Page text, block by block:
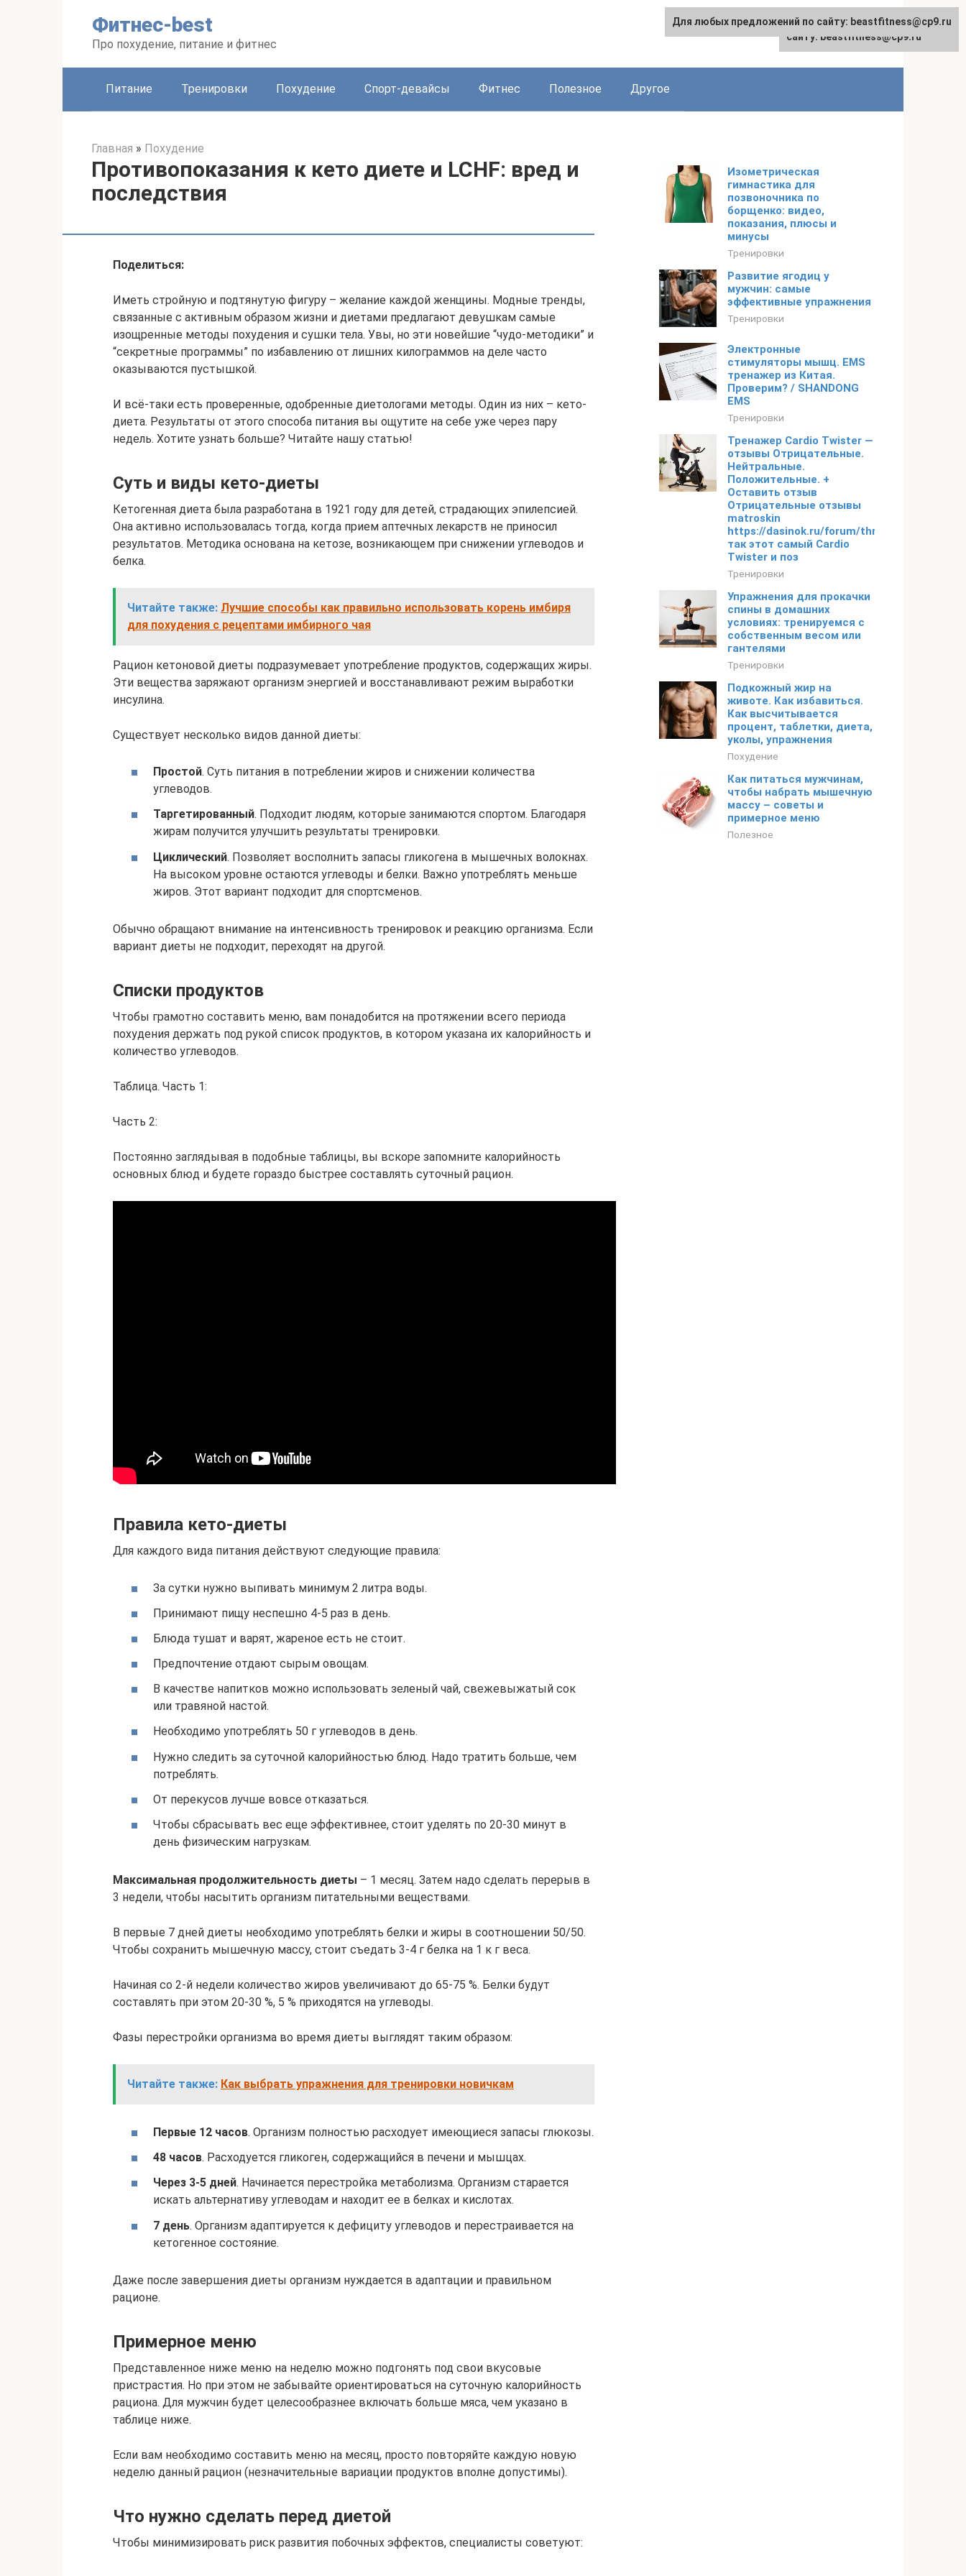
Фитнес-best
Про похудение, питание и фитнес
Питание Тренировки Похудение Спорт-девайсы Фитнес Полезное Другое
Главная » Похудение
Противопоказания к кето диете и LCHF: вред и
последствия
Поделиться:
Иметь стройную и подтянутую фигуру – желание каждой женщины. Модные тренды,
связанные с активным образом жизни и диетами предлагают девушкам самые
изощренные методы похудения и сушки тела. Увы, но эти новейшие “чудо-методики” и
“секретные программы” по избавлению от лишних килограммов на деле часто
оказываются пустышкой.
И всё-таки есть проверенные, одобренные диетологами методы. Один из них – кето-
диета. Результаты от этого способа питания вы ощутите на себе уже через пару
недель. Хотите узнать больше? Читайте нашу статью!
Суть и виды кето-диеты
Кетогенная диета была разработана в 1921 году для детей, страдающих эпилепсией.
Она активно использовалась тогда, когда прием аптечных лекарств не приносил
результатов. Методика основана на кетозе, возникающем при снижении углеводов и
белка.
Читайте также: Лучшие способы как правильно использовать корень имбиря
для похудения с рецептами имбирного чая
Рацион кетоновой диеты подразумевает употребление продуктов, содержащих жиры.
Эти вещества заряжают организм энергией и восстанавливают режим выработки
инсулина.
Существует несколько видов данной диеты:
Простой. Суть питания в потреблении жиров и снижении количества
углеводов.
Таргетированный. Подходит людям, которые занимаются спортом. Благодаря
жирам получится улучшить результаты тренировки.
Циклический. Позволяет восполнить запасы гликогена в мышечных волокнах.
На высоком уровне остаются углеводы и белки. Важно употреблять меньше
жиров. Этот вариант подходит для спортсменов.
Обычно обращают внимание на интенсивность тренировок и реакцию организма. Если
вариант диеты не подходит, переходят на другой.
Списки продуктов
Чтобы грамотно составить меню, вам понадобится на протяжении всего периода
похудения держать под рукой список продуктов, в котором указана их калорийность и
количество углеводов.
Таблица. Часть 1:
Часть 2:
Постоянно заглядывая в подобные таблицы, вы вскоре запомните калорийность
основных блюд и будете гораздо быстрее составлять суточный рацион.
Правила кето-диеты
Для каждого вида питания действуют следующие правила:
За сутки нужно выпивать минимум 2 литра воды.
Принимают пищу неспешно 4-5 раз в день.
Блюда тушат и варят, жареное есть не стоит.
Предпочтение отдают сырым овощам.
В качестве напитков можно использовать зеленый чай, свежевыжатый сок
или травяной настой.
Необходимо употреблять 50 г углеводов в день.
Нужно следить за суточной калорийностью блюд. Надо тратить больше, чем
потреблять.
От перекусов лучше вовсе отказаться.
Чтобы сбрасывать вес еще эффективнее, стоит уделять по 20-30 минут в
день физическим нагрузкам.
Максимальная продолжительность диеты – 1 месяц. Затем надо сделать перерыв в
3 недели, чтобы насытить организм питательными веществами.
В первые 7 дней диеты необходимо употреблять белки и жиры в соотношении 50/50.
Чтобы сохранить мышечную массу, стоит съедать 3-4 г белка на 1 к г веса.
Начиная со 2-й недели количество жиров увеличивают до 65-75 %. Белки будут
составлять при этом 20-30 %, 5 % приходятся на углеводы.
Фазы перестройки организма во время диеты выглядят таким образом:
Читайте также: Как выбрать упражнения для тренировки новичкам
Первые 12 часов. Организм полностью расходует имеющиеся запасы глюкозы.
48 часов. Расходуется гликоген, содержащийся в печени и мышцах.
Через 3-5 дней. Начинается перестройка метаболизма. Организм старается
искать альтернативу углеводам и находит ее в белках и кислотах.
7 день. Организм адаптируется к дефициту углеводов и перестраивается на
кетогенное состояние.
Даже после завершения диеты организм нуждается в адаптации и правильном
рационе.
Примерное меню
Представленное ниже меню на неделю можно подгонять под свои вкусовые
пристрастия. Но при этом не забывайте ориентироваться на суточную калорийность
рациона. Для мужчин будет целесообразнее включать больше мяса, чем указано в
таблице ниже.
Если вам необходимо составить меню на месяц, просто повторяйте каждую новую
неделю данный рацион (незначительные вариации продуктов вполне допустимы).
Что нужно сделать перед диетой
Чтобы минимизировать риск развития побочных эффектов, специалисты советуют:
Изометрическая
гимнастика для
позвоночника по
борщенко: видео,
показания, плюсы и
минусы
Тренировки
Развитие ягодиц у
мужчин: самые
эффективные упражнения
Тренировки
Электронные
стимуляторы мышц. EMS
тренажер из Китая.
Проверим? / SHANDONG
EMS
Тренировки
Тренажер Cardio Twister —
отзывы Отрицательные.
Нейтральные.
Положительные. +
Оставить отзыв
Отрицательные отзывы
matroskin
https://dasinok.ru/forum/thread692.html
так этот самый Cardio
Twister и поз
Тренировки
Упражнения для прокачки
спины в домашних
условиях: тренируемся с
собственным весом или
гантелями
Тренировки
Подкожный жир на
животе. Как избавиться.
Как высчитывается
процент, таблетки, диета,
уколы, упражнения
Похудение
Как питаться мужчинам,
чтобы набрать мышечную
массу – советы и
примерное меню
Полезное
Для любых предложений по
сайту: beastfitness@cp9.ru
Для любых предложений по сайту: beastfitness@cp9.ru